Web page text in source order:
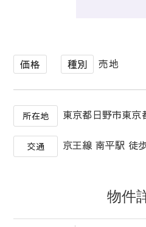
価格 種別 売地
所在地 東京都日野市東
交通 京王線 南平駅 徒
物件